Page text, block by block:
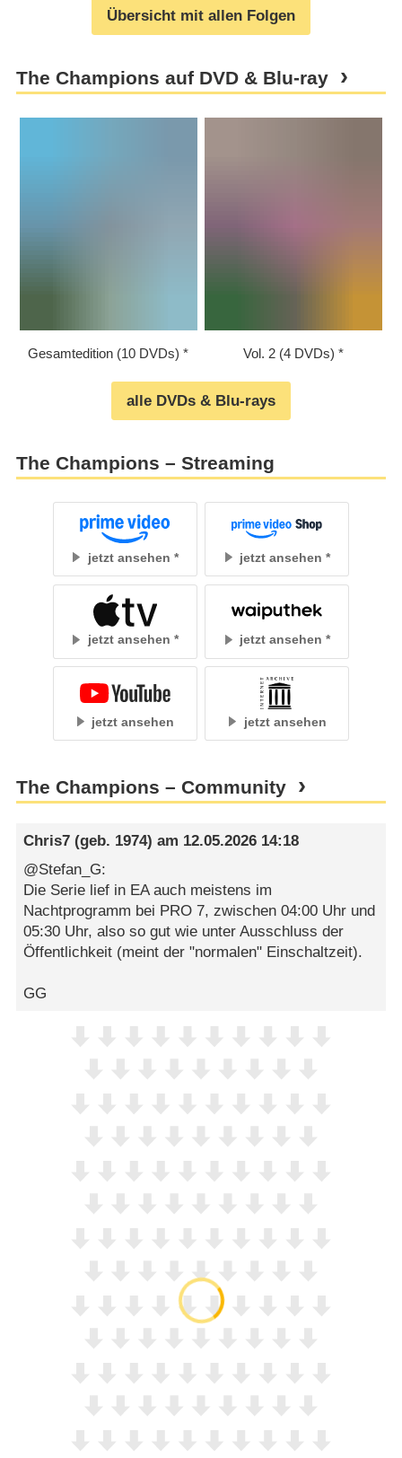
Übersicht mit allen Folgen
The Champions auf DVD & Blu-ray
Gesamtedition (10 DVDs) Vol. 2 (4 DVDs)
alle DVDs & Blu-rays
The Champions – Streaming
jetzt ansehen jetzt ansehen
jetzt ansehen jetzt ansehen
jetzt ansehen jetzt ansehen
The Champions – Community
Chris7 (geb. 1974) am 12.05.2026 14:18
@Stefan_G:
Die Serie lief in EA auch meistens im
Nachtprogramm bei PRO 7, zwischen 04:00 Uhr und
05:30 Uhr, also so gut wie unter Ausschluss der
Öffentlichkeit (meint der "normalen" Einschaltzeit).
GG